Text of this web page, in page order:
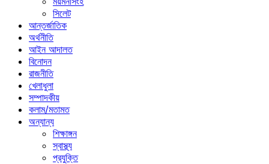
সিলেট
আন্তর্জাতিক
অর্থনীতি
আইন আদালত
বিনোদন
রাজনীতি
খেলাধুলা
সম্পাদকীয়
কলাম/মতামত
অন্যান্য
শিক্ষাঙ্গন
স্বাস্থ্য
প্রযুক্তি